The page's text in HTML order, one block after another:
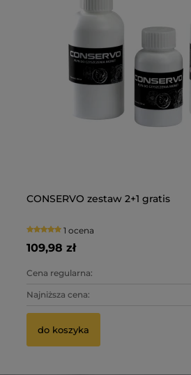
CONSERVO zestaw 2+1 gratis
1 ocena
109,98 zł
Cena regularna:
Najniższa cena:
do koszyka